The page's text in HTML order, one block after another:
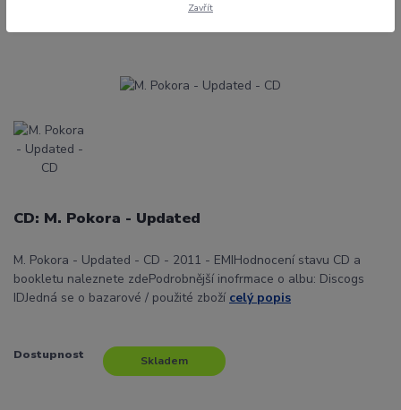
M. Pokora - Updated - CD
CD: M. Pokora - Updated
M. Pokora - Updated - CD - 2011 - EMIHodnocení stavu CD a
bookletu naleznete zdePodrobnější inofrmace o albu: Discogs
IDJedná se o bazarové / použité zboží celý popis
Dostupnost Skladem
Zavřít